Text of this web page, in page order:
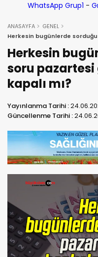
WhatsApp Grup1 -
ANASAYFA
GENEL
Herkesin bugünlerde
mı?
Herkesin
soru
kapalı mı?
Yayınlanma Tarihi :
Güncellenme Tarihi :